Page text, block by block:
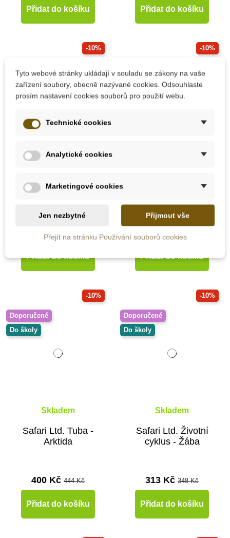
Přidat do košíku Přidat do košíku
-10%
Safari Ltd. Tuba - New
400 Kč 444 Kč
Přidat do košíku
-10%
Safari Ltd. Divoký
Minis Funpack
187 Kč 208 Kč
Přidat do košíku
-10%
Doporučené
Do školy
Skladem
Safari Ltd. Tuba -
Arktida
400 Kč 444 Kč
Přidat do košíku
-10%
Doporučené
Do školy
Skladem
Safari Ltd. Životní
cyklus - Žába
313 Kč 348 Kč
Přidat do košíku
Tyto webové stránky ukládají v souladu se zákony na vaše
zařízení soubory, obecně nazývané cookies. Odsouhlaste
prosím nastavení cookies souborů pro použití webu.
Technické cookies
Analytické cookies
Marketingové cookies
Jen nezbytné Přijmout vše
Přejít na stránku Používání souborů cookies